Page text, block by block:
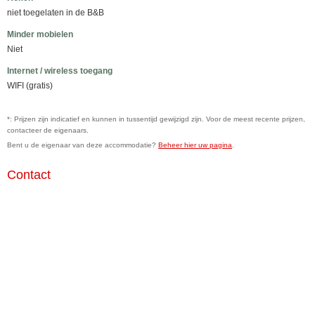
niet toegelaten in de B&B
Minder mobielen
Niet
Internet / wireless toegang
WIFI (gratis)
*: Prijzen zijn indicatief en kunnen in tussentijd gewijzigd zijn. Voor de meest recente prijzen,
contacteer de eigenaars.
Bent u de eigenaar van deze accommodatie? Beheer hier uw pagina
Contact